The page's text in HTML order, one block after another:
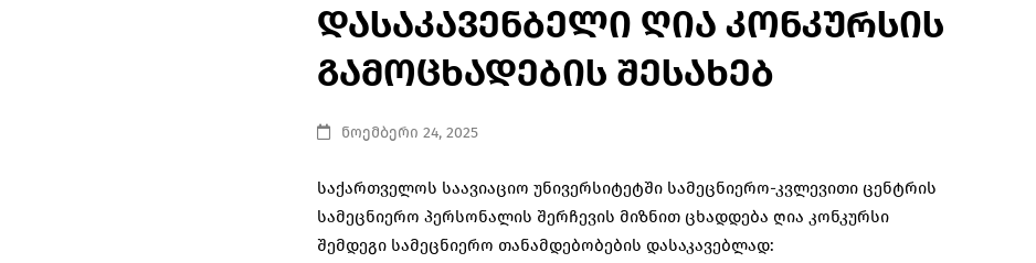
დასაკავენბელი ღია კონკურსის
გამოცხადების შესახებ
ნოემბერი 24, 2025
საქართველოს საავიაციო უნივერსიტეტში სამეცნიერო-კვლევითი ცენტრის
სამეცნიერო პერსონალის შერჩევის მიზნით ცხადდება ღია კონკურსი
შემდეგი სამეცნიერო თანამდებობების დასაკავებლად: